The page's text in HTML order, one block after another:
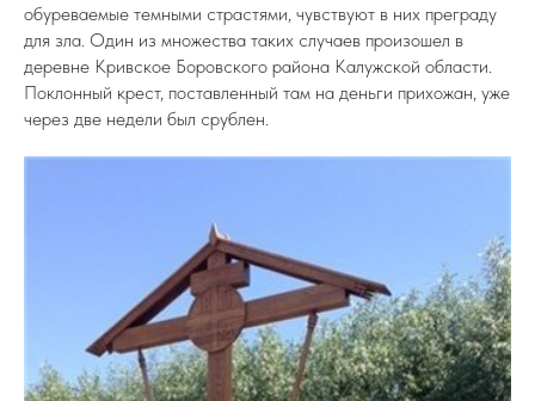
обуреваемые темными страстями, чувствуют в них преграду
для зла. Один из множества таких случаев произошел в
деревне Кривское Боровского района Калужской области.
Поклонный крест, поставленный там на деньги прихожан, уже
через две недели был срублен.